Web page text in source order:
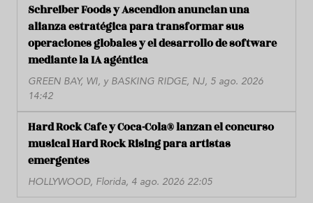
Schreiber Foods y Ascendion anuncian una
alianza estratégica para transformar sus
operaciones globales y el desarrollo de software
mediante la IA agéntica
GREEN BAY, WI, y BASKING RIDGE, NJ, 5 ago. 2026
14:42
Hard Rock Cafe y Coca-Cola® lanzan el concurso
musical Hard Rock Rising para artistas
emergentes
HOLLYWOOD, Florida, 4 ago. 2026 22:05